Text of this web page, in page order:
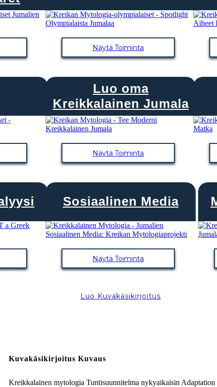
Näytä Toiminta
Luo oma
Kreikkalainen Jumala
Näytä Toiminta
Sosiaalinen Media
Näytä Toiminta
Luo Kuvakäsikirjoitus
Kuvakäsikirjoitus Kuvaus
Kreikkalainen mytologia Tuntisuunnitelma nykyaikaisin Adaptation